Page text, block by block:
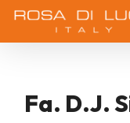
Skip
Fa. D.j.